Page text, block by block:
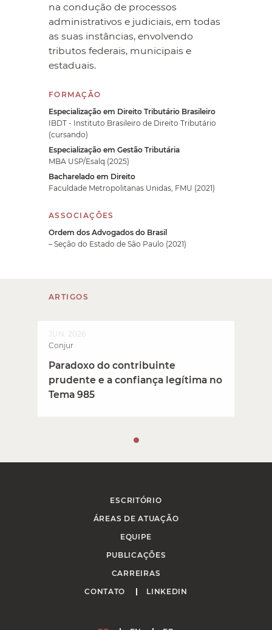
na condução de processos
administrativos e judiciais, em todas
as suas instâncias, envolvendo
tributos federais, municipais e
estaduais.
FORMAÇÃO
Especialização em Direito Tributário Brasileiro
IBDT - Instituto Brasileiro de Direito Tributário
(cursando)
Especialização em Gestão Tributária
MBA USP/Esalq (2025)
Bacharelado em Direito
Faculdade Metropolitanas Unidas, FMU (2021)
ASSOCIAÇÕES
Ordem dos Advogados do Brasil
– Seção do Estado de São Paulo (2021)
ARTIGOS
JUN. 2026
Conjur
Paradoxo do contribuinte
prudente e a confiança legítima no
Tema 985
ESCRITÓRIO
ÁREAS DE ATUAÇÃO
EQUIPE
PUBLICAÇÕES
CARREIRAS
CONTATO
LINKEDIN